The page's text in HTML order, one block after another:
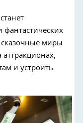
станет
сказочные миры
и устроить